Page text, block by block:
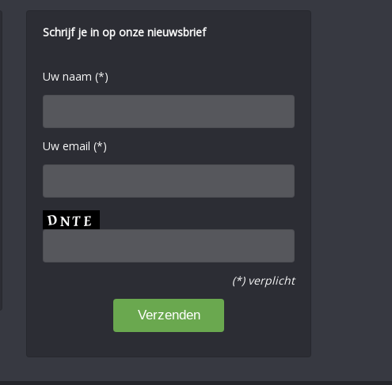
Schrijf je in op onze nieuwsbrief
Uw naam (*)
Uw email (*)
(*) verplicht